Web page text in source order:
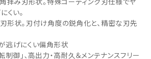
くい。
形状。刃付け角度の鋭角化と、精密な刃先
逃げにくい偏角形状
制御」、高出力・高耐久＆メンテナンスフリー